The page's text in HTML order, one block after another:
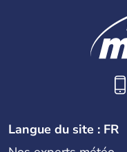
Langue du site : FR